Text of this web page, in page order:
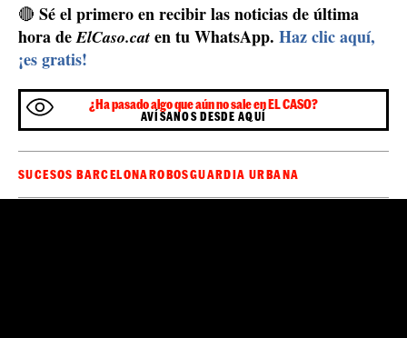
🔴 Sé el primero en recibir las noticias de última
hora deElCaso.cat en tu WhatsApp. Haz clic aquí,
¡es gratis!
¿Ha pasado algo que aún no sale en EL CASO?
AVÍSANOS DESDE AQUÍ
SUCESOS BARCELONAROBOSGUARDIA URBANA